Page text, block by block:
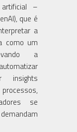
–
que é
a
como um
a
insights
se